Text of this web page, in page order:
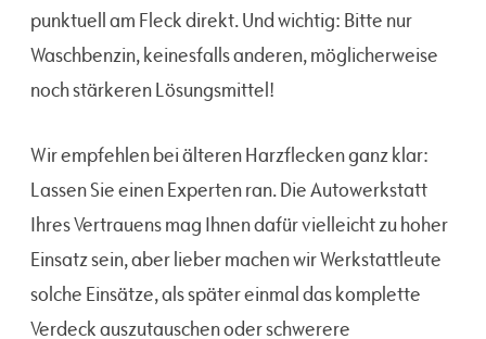
punktuell am Fleck direkt. Und wichtig: Bitte nur
Waschbenzin, keinesfalls anderen, möglicherweise
noch stärkeren Lösungsmittel!
Wir empfehlen bei älteren Harzflecken ganz klar:
Lassen Sie einen Experten ran. Die Autowerkstatt
Ihres Vertrauens mag Ihnen dafür vielleicht zu hoher
Einsatz sein, aber lieber machen wir Werkstattleute
solche Einsätze, als später einmal das komplette
Verdeck auszutauschen oder schwerere